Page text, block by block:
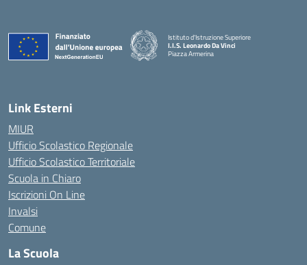
Istituto d'Istruzione Superiore
I.I.S. Leonardo Da Vinci
Piazza Armerina
Link Esterni
MIUR
Ufficio Scolastico Regionale
Ufficio Scolastico Territoriale
Scuola in Chiaro
Iscrizioni On Line
Invalsi
Comune
La Scuola